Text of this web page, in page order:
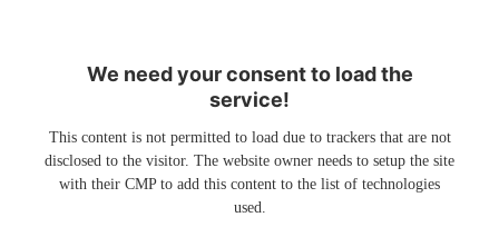
We need your consent to load the
service!
This content is not permitted to load due to trackers that are not
disclosed to the visitor. The website owner needs to setup the site
with their CMP to add this content to the list of technologies
used.